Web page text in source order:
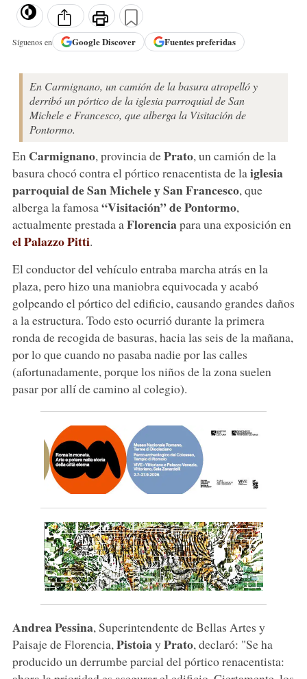
Síguenos en GoogleDiscover Fuentes preferidas
En Carmignano, un camión de la basura atropelló y
derribó un pórtico de la iglesia parroquial de San
Michele e Francesco, que alberga la Visitación de
Pontormo.
En Carmignano, provincia dePrato, un camión de la
basura chocó contra el pórtico renacentista de la iglesia
parroquial de San Michele y San Francesco, que
alberga la famosa “Visitación” de Pontormo,
actualmente prestada a Florenciapara una exposición en
el Palazzo Pitti.
El conductor del vehículo entraba marcha atrás en la
plaza, pero hizo una maniobra equivocada y acabó
golpeando el pórtico del edificio, causando grandes daños
a la estructura. Todo esto ocurrió durante la primera
ronda de recogida de basuras, hacia las seis de la mañana,
por lo que cuando no pasaba nadie por las calles
(afortunadamente, porque los niños de la zona suelen
pasar por allí de camino al colegio).
Andrea Pessina, Superintendente de Bellas Artes y
Paisaje de Florencia, Pistoiay Prato, declaró: "Se ha
producido un derrumbe parcial del pórtico renacentista: